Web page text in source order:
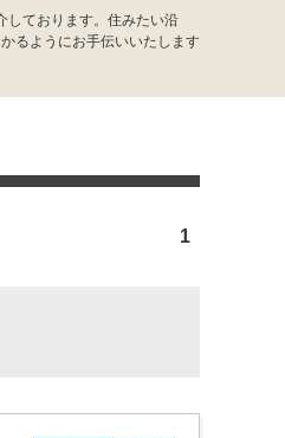
しております。住みたい沿
るようにお手伝いいたします
1